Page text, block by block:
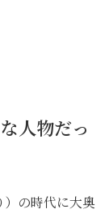
人物だっ
の時代に大奥